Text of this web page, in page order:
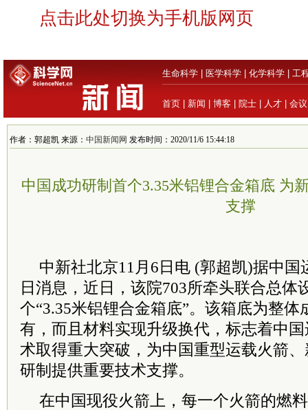
点击此处切换为手机版网页
生命科学 医学科学 化学科学 工
首页 新闻 博客 院士 人才 会议
作者：郭超凯 来源： 中国新闻网 发布时间：2020/11/6 15:44:18
中国成功研制首个3.35米铝锂合金箱底 为
支撑
中新社北京11月6日电 (郭超凯)据中国
日消息，近日，该院703所牵头联合总体
个“3.35米铝锂合金箱底”。该箱底为整
有，而且材料实现升级换代，标志着中
术取得重大突破，为中国重型运载火箭
研制提供重要技术支撑。
在中国现役火箭上，每一个火箭的燃